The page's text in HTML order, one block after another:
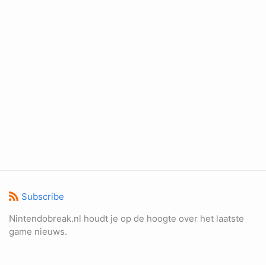
Subscribe
Nintendobreak.nl houdt je op de hoogte over het laatste
game nieuws.